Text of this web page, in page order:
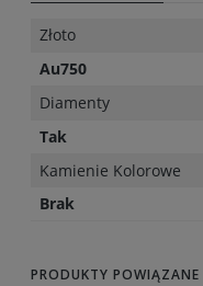
Złoto
Au750
Diamenty
Tak
Kamienie Kolorowe
Brak
PRODUKTY POWIĄZANE